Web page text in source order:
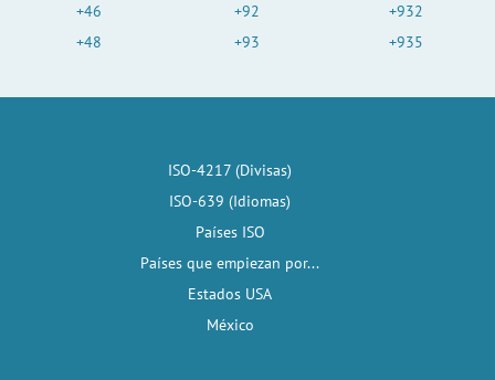
+46
+48
+92
+93
+932
+935
ISO-4217 (Divisas)
ISO-639 (Idiomas)
Países ISO
Países que empiezan por...
Estados USA
México